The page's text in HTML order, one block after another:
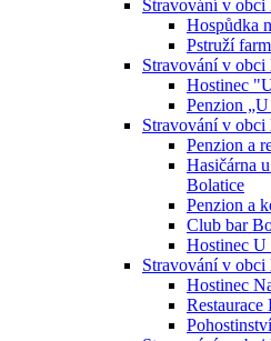
Stravování v obci
Hospůdka
Pstruží
Stravování v obci
Hostinec
Penzion
Stravování v obci
Penzion a
Hasičárna
Bolatice
Penzion a
Club bar
Hostinec U
Stravování v
Hostinec
Restaurace